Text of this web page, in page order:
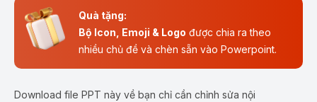
Quà tặng:
Bộ Icon, Emoji & Logo được chia ra theo
nhiều chủ đề và chèn sẵn vào Powerpoint.
Download file PPT này về bạn chỉ cần chỉnh sửa nội